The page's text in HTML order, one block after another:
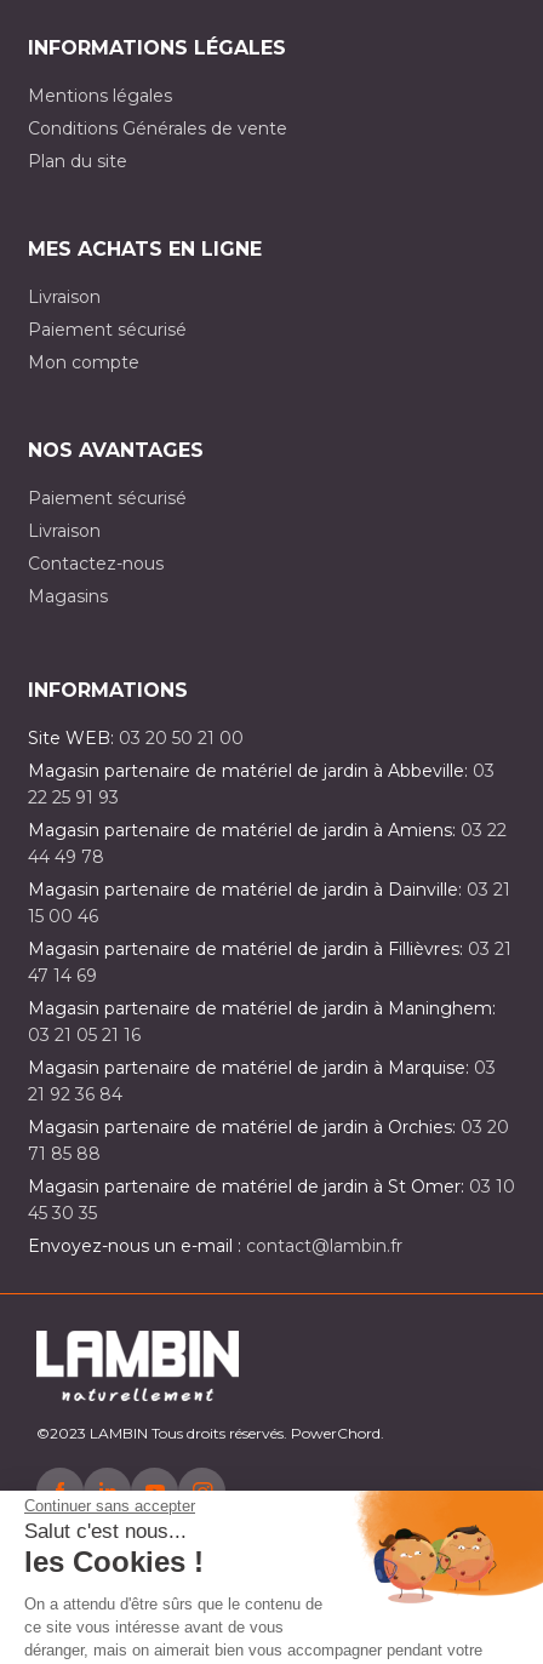
Continuer sans accepter
Salut c'est nous...
les Cookies !
On a attendu d'être sûrs que le contenu de
ce site vous intéresse avant de vous
déranger, mais on aimerait bien vous accompagner pendant votre
INFORMATIONS LÉGALES
Mentions légales
Conditions Générales de vente
Plan du site
MES ACHATS EN LIGNE
Livraison
Paiement sécurisé
Mon compte
NOS AVANTAGES
Paiement sécurisé
Livraison
Contactez-nous
Magasins
INFORMATIONS
Site WEB: 03 20 50 21 00
Magasin partenaire de matériel de jardin à Abbeville: 03
22 25 91 93
Magasin partenaire de matériel de jardin à Amiens: 03 22
44 49 78
Magasin partenaire de matériel de jardin à Dainville: 03 21
15 00 46
Magasin partenaire de matériel de jardin à Fillièvres: 03 21
47 14 69
Magasin partenaire de matériel de jardin à Maninghem:
03 21 05 21 16
Magasin partenaire de matériel de jardin à Marquise: 03
21 92 36 84
Magasin partenaire de matériel de jardin à Orchies: 03 20
71 85 88
Magasin partenaire de matériel de jardin à St Omer: 03 10
45 30 35
Envoyez-nous un e-mail : contact@lambin.fr
©2023 LAMBIN Tous droits réservés. PowerChord.